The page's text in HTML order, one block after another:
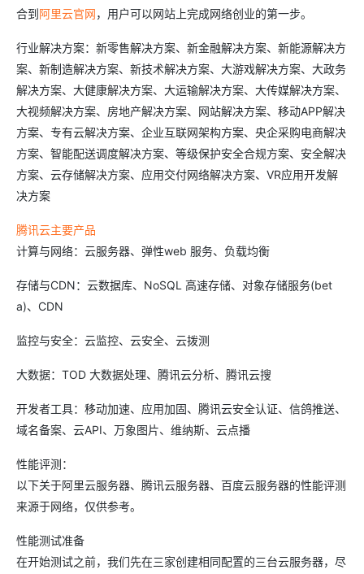
合到阿里云官网，用户可以网站上完成网络创业的第一步。
行业解决方案：新零售解决方案、新金融解决方案、新能源解决方
案、新制造解决方案、新技术解决方案、大游戏解决方案、大政务
解决方案、大健康解决方案、大运输解决方案、大传媒解决方案、
大视频解决方案、房地产解决方案、网站解决方案、移动APP解决
方案、专有云解决方案、企业互联网架构方案、央企采购电商解决
方案、智能配送调度解决方案、等级保护安全合规方案、安全解决
方案、云存储解决方案、应用交付网络解决方案、VR应用开发解
决方案
腾讯云主要产品
计算与网络：云服务器、弹性web 服务、负载均衡
存储与CDN：云数据库、NoSQL 高速存储、对象存储服务(bet
a)、CDN
监控与安全：云监控、云安全、云拨测
大数据：TOD 大数据处理、腾讯云分析、腾讯云搜
开发者工具：移动加速、应用加固、腾讯云安全认证、信鸽推送、
域名备案、云API、万象图片、维纳斯、云点播
性能评测：
以下关于阿里云服务器、腾讯云服务器、百度云服务器的性能评测
来源于网络，仅供参考。
性能测试准备
在开始测试之前，我们先在三家创建相同配置的三台云服务器，尽